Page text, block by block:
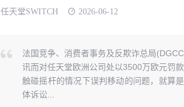
任天堂SWITCH 2026-06-12
法国竞争、消费者事务及反欺诈总局
讯而对任天堂欧洲公司处以3500万欧元罚
触碰摇杆的情况下误判移动的问题，就算
体诉讼...